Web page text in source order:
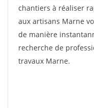
chantiers à réaliser
aux artisans Marne
de manière
recherche de
travaux Marne.